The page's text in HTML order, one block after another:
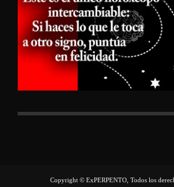
Copyright © ExPERPENTO, Todos los